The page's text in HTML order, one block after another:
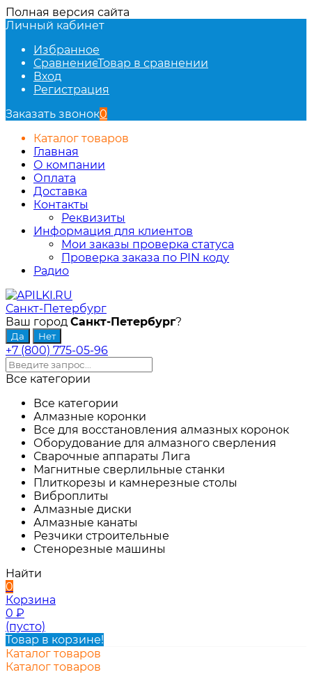
Полная версия сайта
Личный кабинет
Избранное
СравнениеТовар в сравнении
Вход
Регистрация
Заказать звонок0
Каталог товаров
Главная
О компании
Оплата
Доставка
Контакты
Реквизиты
Информация для клиентов
Мои заказы проверка статуса
Проверка заказа по PIN коду
Радио
Санкт-Петербург
Ваш город Санкт-Петербург?
+7 (800) 775-05-96
Все категории
Все категории
Алмазные коронки
Все для восстановления алмазных коронок
Оборудование для алмазного сверления
Сварочные аппараты Лига
Магнитные сверлильные станки
Плиткорезы и камнерезные столы
Виброплиты
Алмазные диски
Алмазные канаты
Резчики строительные
Стенорезные машины
Найти
0
Корзина
0 ₽
(пусто)
Товар в корзине!
Каталог товаров
Каталог товаров